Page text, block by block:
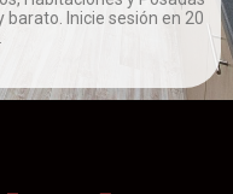
barato.
Inicie sesión en 20